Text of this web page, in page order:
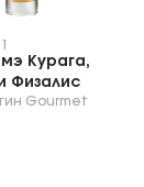
Курага,
Физалис
Gourmet